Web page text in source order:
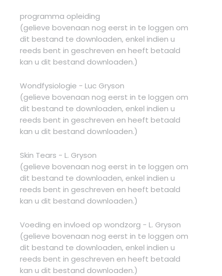
programma opleiding
(gelieve bovenaan nog eerst in te loggen om
dit bestand te downloaden, enkel indien u
reeds bent in geschreven en heeft betaald
kan u dit bestand downloaden.)
Wondfysiologie - Luc Gryson
(gelieve bovenaan nog eerst in te loggen om
dit bestand te downloaden, enkel indien u
reeds bent in geschreven en heeft betaald
kan u dit bestand downloaden.)
Skin Tears - L. Gryson
(gelieve bovenaan nog eerst in te loggen om
dit bestand te downloaden, enkel indien u
reeds bent in geschreven en heeft betaald
kan u dit bestand downloaden.)
Voeding en invloed op wondzorg - L. Gryson
(gelieve bovenaan nog eerst in te loggen om
dit bestand te downloaden, enkel indien u
reeds bent in geschreven en heeft betaald
kan u dit bestand downloaden.)